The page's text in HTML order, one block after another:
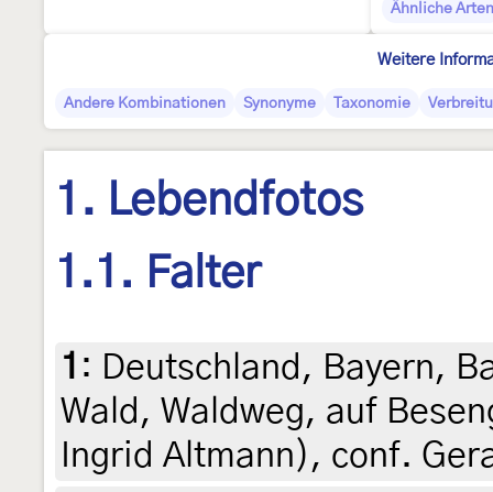
Ähnliche Arten
Weitere
Andere Kombinationen Synonyme Taxonomie
1. Lebendfotos
1.1. Falter
1 : Deutschland, Bayern,
Wald, Waldweg, auf
Ingrid Altmann), conf.